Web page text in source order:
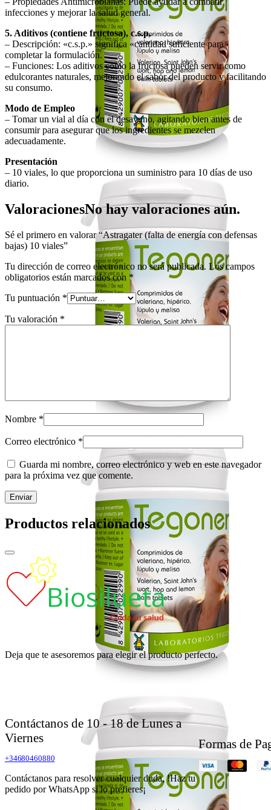
infecciones y mejorar la salud general.
5. Aditivos (contiene fructosa), c.s.p.
– Descripción: «c.s.p.» significa «cantidad suficiente para»
completar la formulación.
– Funciones: Los aditivos como la fructosa pueden servir como
edulcorantes naturales, mejorando el sabor del producto y facilitando
su consumo.
Modo de Empleo
– Tomar un vial al día con el desayuno, agitando bien antes de
consumir para asegurar que los ingredientes se mezclen
adecuadamente.
Presentación
– 10 viales, lo que proporciona un suministro para 10 días de uso
diario.
ValoracionesNo hay valoraciones aún.
Sé el primero en valorar “Astragater (falta de energía con defensas
bajas) 10 viales”
Tu dirección de correo electrónico no será publicada. Los campos
obligatorios están marcados con *
Tu puntuación *
Tu valoración *
Nombre *
Correo electrónico *
Guarda mi nombre, correo electrónico y web en este navegador
para la próxima vez que comente.
Productos relacionados
Deja que te asesoremos para elegir el producto perfecto.
Contáctanos de 10 - 18 de Lunes a
Viernes
+34680460880
Contáctanos para resolver cualquier duda, !Haz tu
pedido por WhatsApp si lo prefieres¡
Formas de